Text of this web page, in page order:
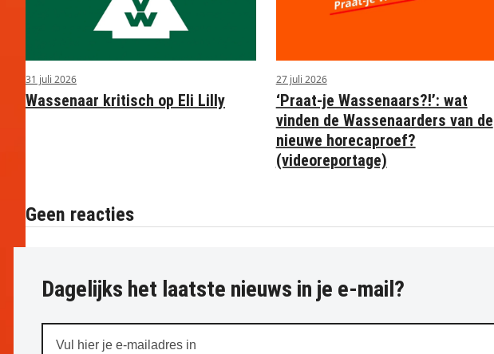
31 juli 2026
Wassenaar kritisch op Eli Lilly
27 juli 2026
‘Praat-je Wassenaars?!’: wat
vinden de Wassenaarders van de
nieuwe horecaproef?
(videoreportage)
Geen reacties
Dagelijks het laatste nieuws in je e-mail?
hier